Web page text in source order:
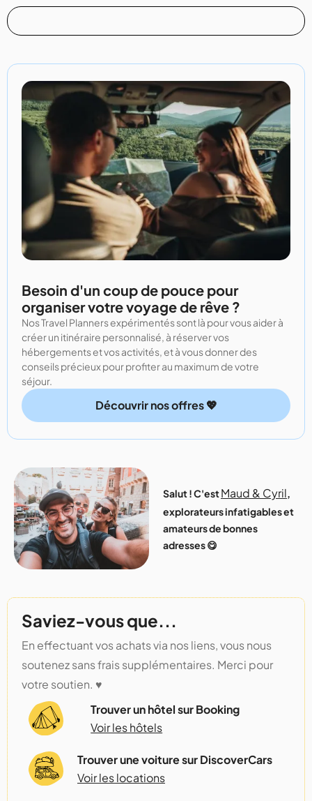
Besoin d'un coup de pouce pour
organiser votre voyage de rêve ?
Nos Travel Planners expérimentés sont là pour vous aider à
créer un itinéraire personnalisé, à réserver vos
hébergements et vos activités, et à vous donner des
conseils précieux pour profiter au maximum de votre
séjour.
Découvrir nos offres 💖
Salut ! C'estMaud & Cyril,
explorateurs infatigables et
amateurs de bonnes
adresses 😋
Saviez-vous que...
En effectuant vos achats via nos liens, vous nous
soutenez sans frais supplémentaires. Merci pour
votre soutien. ♥️
Trouver un hôtel sur Booking
Voir les hôtels
Trouver une voiture sur DiscoverCars
Voir les locations